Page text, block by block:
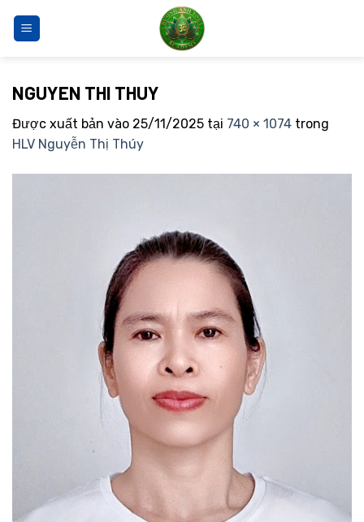
qua
NGUYEN THI THUY
Được xuất bản vào 25/11/2025 tại 740 × 1074 trong
HLV Nguyễn Thị Thúy